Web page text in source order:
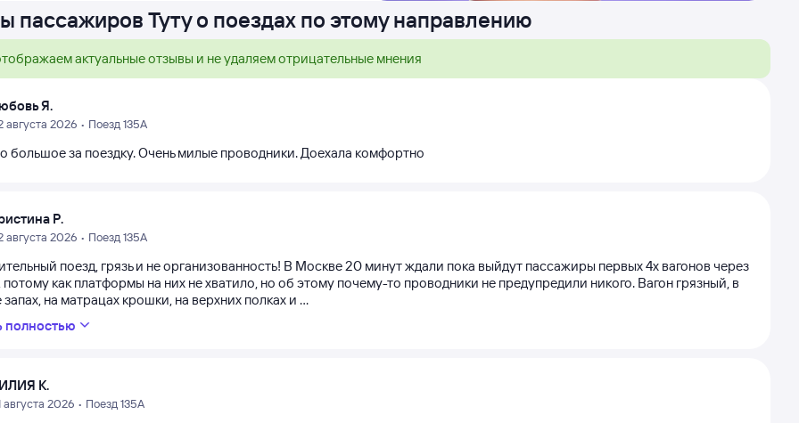
пассажиров Туту о поездах по этому направлению
актуальные отзывы и не удаляем отрицательные мнения
Я.
августа 2026 • Поезд 135А
большое за поездку. Очень милые проводники. Доехала комфортно
Р.
августа 2026 • Поезд 135А
поезд, грязь и не организованность! В Москве 20 минут ждали пока выйдут пассажиры первых 4х вагонов через
потому как платформы на них не хватило, но об этому почему-то проводники не предупредили никого. Вагон грязный, в
запах, на матрацах крошки, на верхних полках и ...
полностью
К.
августа 2026 • Поезд 135А